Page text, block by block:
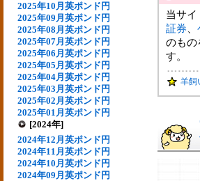
2025年10月英ポンド円
2025年09月英ポンド円
2025年08月英ポンド円
2025年07月英ポンド円
2025年06月英ポンド円
2025年05月英ポンド円
2025年04月英ポンド円
2025年03月英ポンド円
2025年02月英ポンド円
2025年01月英ポンド円
[2024年]
2024年12月英ポンド円
2024年11月英ポンド円
2024年10月英ポンド円
2024年09月英ポンド円
当サ
証券
のもの
す。
羊飼